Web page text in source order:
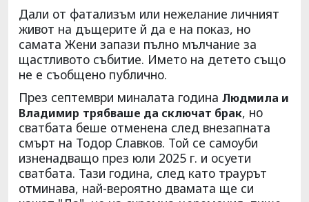
Дали от фатализъм или нежелание личният
живот на дъщерите й да е на показ, но
самата Жени запази пълно мълчание за
щастливото събитие. Името на детето също
не е съобщено публично.
През септември миналата година Людмила и
Владимир трябваше да сключат брак, но
сватбата беше отменена след внезапната
смърт на Тодор Славков. Той се самоуби
изненадващо през юли 2025 г. и осуети
сватбата. Тази година, след като траурът
отминава, най-вероятно двамата ще си